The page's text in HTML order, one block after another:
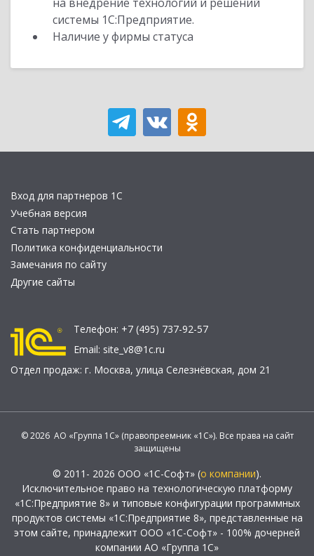
системы 1С:Предприятие.
Наличие у фирмы статуса
Вход для партнеров 1С
Учебная версия
Стать партнером
Политика конфиденциальности
Замечания по сайту
Другие сайты
Телефон: +7 (495) 737-92-57
Email: site_v8@1c.ru
Отдел продаж: г. Москва, улица Селезнёвская, дом 21
© 2026 АО «Группа 1С» (правопреемник «1С»). Все права на сайт
защищены
© 2011- 2026 ООО «1С-Софт» (о компании).
Исключительное право на технологическую платформу
«1С:Предприятие 8» и типовые конфигурации программных
продуктов системы «1С:Предприятие 8», представленные на
этом сайте, принадлежит ООО «1С-Софт» - 100% дочерней
компании АО «Группа 1С»